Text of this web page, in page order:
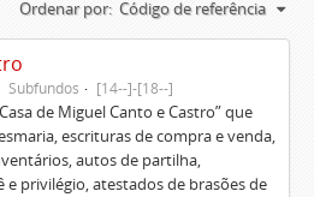
Ordenar por: Código de referência
Subfundos [14--]-[18--]
de Miguel Canto e Castro” que
escrituras de compra e venda,
autos de partilha,
e privilégio, atestados de brasões de